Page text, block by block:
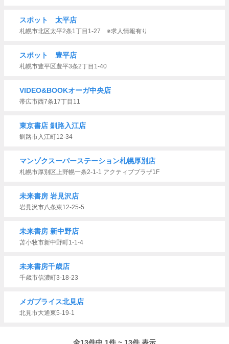
スポット 太平店
札幌市北区太平2条1丁目1-27 ※求人情報有り
スポット 豊平店
札幌市豊平区豊平3条2丁目1-40
VIDEO&BOOKオーガ中央店
帯広市西7条17丁目11
東京書店 釧路入江店
釧路市入江町12-34
マンゾクスーパーステーション札幌厚別店
札幌市厚別区上野幌一条2-1-1 アクティブプラザ1F
未来書房 岩見沢店
岩見沢市八条東12-25-5
未来書房 新中野店
苫小牧市新中野町1-1-4
未来書房千歳店
千歳市信濃町3-18-23
メガプライス北見店
北見市大通東5-19-1
全13件中 1件 ~ 13件 表示